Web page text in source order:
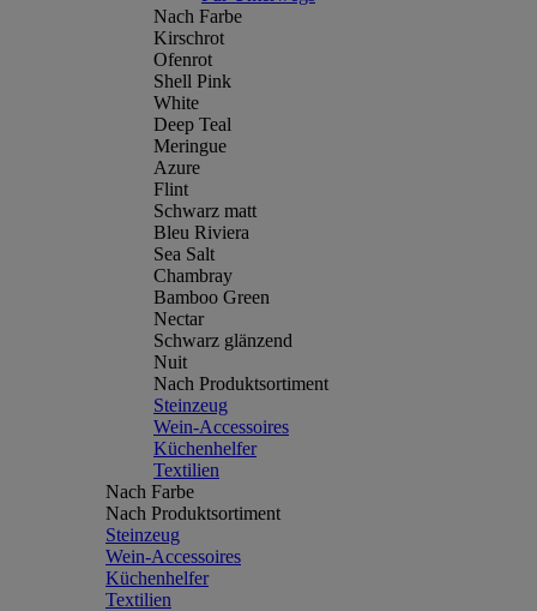
Nach Farbe
Kirschrot
Ofenrot
Shell Pink
White
Deep Teal
Meringue
Azure
Flint
Schwarz matt
Bleu Riviera
Sea Salt
Chambray
Bamboo Green
Nectar
Schwarz glänzend
Nuit
Nach Produktsortiment
Steinzeug
Wein-Accessoires
Küchenhelfer
Textilien
Nach Farbe
Nach Produktsortiment
Steinzeug
Wein-Accessoires
Küchenhelfer
Textilien